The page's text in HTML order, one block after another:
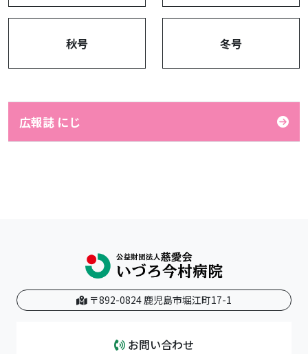
秋号 冬号
広報誌 にじ
〒892-0824 鹿児島市堀江町17-1
お問い合わせ